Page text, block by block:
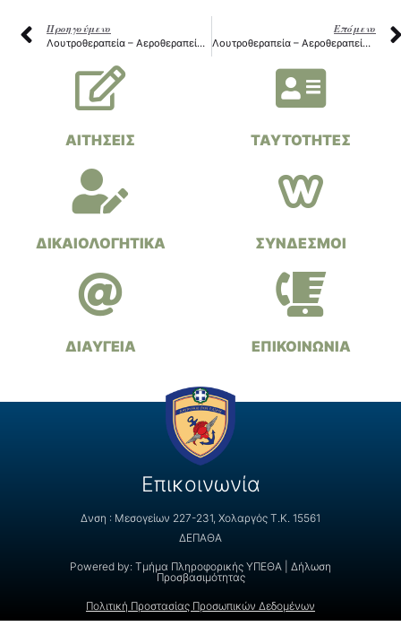
Προηγούμενο
Λουτροθεραπεία – Αεροθεραπεία Αναπήρων Έτους 2024
Επόμενο
Λουτροθεραπεία – Αεροθεραπεία Αναπήρων Έτους 2025
ΑΙΤΗΣΕΙΣ
ΔΙΚΑΙΟΛΟΓΗΤΙΚΑ
ΔΙΑΥΓΕΙΑ
ΤΑΥΤΟΤΗΤΕΣ
ΣΥΝΔΕΣΜΟΙ
ΕΠΙΚΟΙΝΩΝΙΑ
Επικοινωνία
Δνση : Μεσογείων 227-231, Χολαργός Τ.Κ. 15561
ΔΕΠΑΘΑ
Powered by: Τμήμα Πληροφορικής ΥΠΕΘΑ
Δήλωση
Προσβασιμότητας
Πολιτική Προστασίας Προσωπικών Δεδομένων